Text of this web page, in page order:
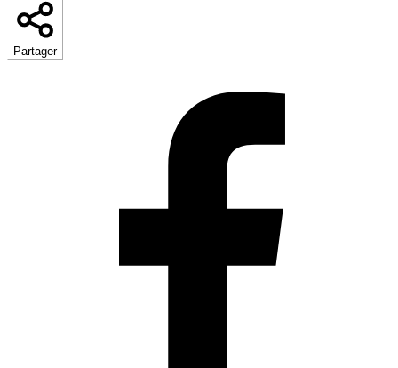
Partager